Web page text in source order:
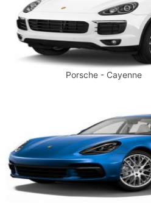
Porsche - Cayenne